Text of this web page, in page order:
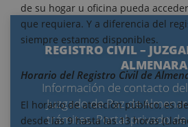
REGISTRO CIVIL –
ALMENARA
Información de contacto
Juzgado de Paz de
trámites. Portal privado
de su hogar u oficina pueda
que requiera. Y a diferencia del
siempre estamos disponibles.
Horario del Registro Civil de
El horario de atención público, es
desde las 9 hasta las 13 horas